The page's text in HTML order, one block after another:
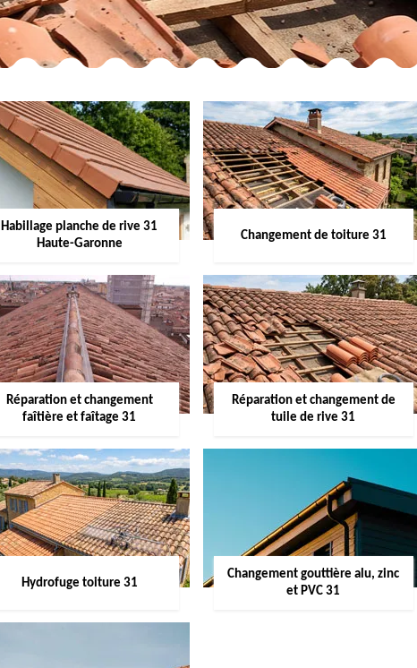
Habillage planche de rive 31
Haute-Garonne
Changement de toiture 31
Réparation et changement
faîtière et faîtage 31
Réparation et changement de
tuile de rive 31
Hydrofuge toiture 31
Changement gouttière alu, zinc
et PVC 31